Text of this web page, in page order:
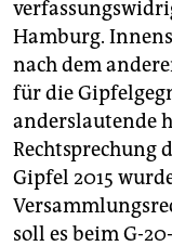
Hamburg.
nach dem
für die
anderslautende
Rechtsprechung
Gipfel 2015
soll es beim G-